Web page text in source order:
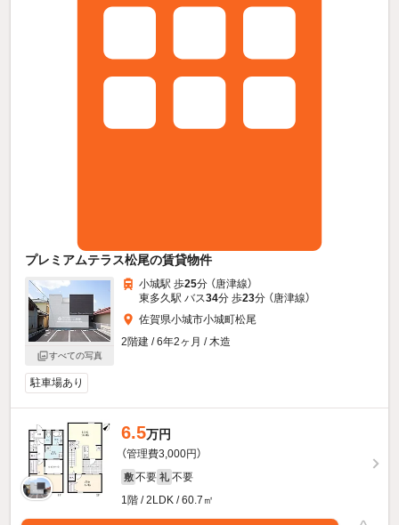
プレミアムテラス松尾の賃貸物件
すべての写真
小城駅 歩25分 （唐津線）
東多久駅 バス34分 歩23分 （唐津線）
佐賀県小城市小城町松尾
2階建 / 6年2ヶ月 / 木造
駐車場あり
6.5万円
（管理費3,000円）
敷 不要 礼 不要
1階 / 2LDK / 60.7㎡